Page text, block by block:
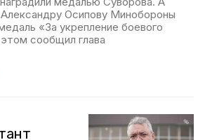
Осипову Минобороны
«За укрепление боевого
сообщил глава